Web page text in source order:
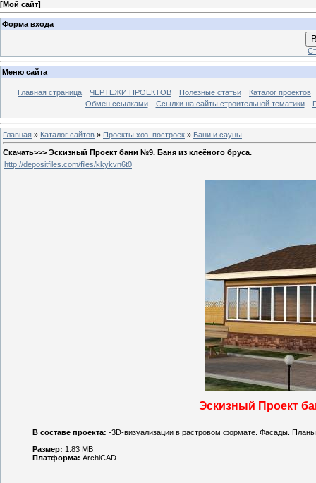
[Мой сайт]
Форма входа
Меню сайта
Главная страница ЧЕРТЕЖИ ПРОЕКТОВ Полезные статьи
Каталог проектов
Обмен ссылками
Ссылки на сайты строительной тематики
Главная » Каталог сайтов » Проекты хоз. построек » Бани и сауны
Скачать>>> Эскизный Проект бани №9. Баня из клеёного бруса.
http://depositfiles.com/files/kkykvn6t0
Эскизный Проект
В составе проекта: -3D-визуализации в растровом формате. Фасады. Планы
Размер: 1.83 MB
Платформа: ArchiCAD